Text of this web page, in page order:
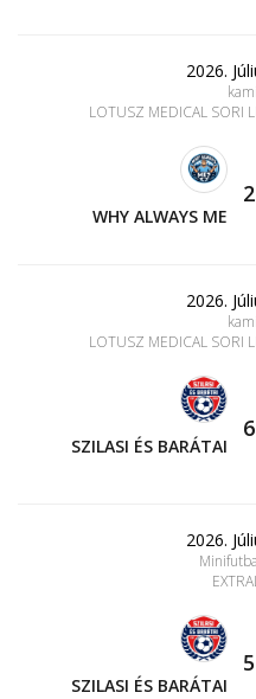
2026.
LOTUSZ MEDICAL SORI
WHY ALWAYS ME
2
2026.
LOTUSZ MEDICAL SORI
SZILASI ÉS BARÁTAI
6
2026.
SZILASI ÉS BARÁTAI
5